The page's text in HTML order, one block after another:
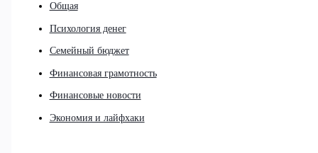
Общая
Психология денег
Семейный бюджет
Финансовая грамотность
Финансовые новости
Экономия и лайфхаки